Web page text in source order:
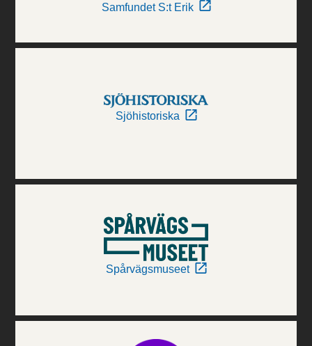
Samfundet S:t Erik
Sjöhistoriska
Spårvägsmuseet